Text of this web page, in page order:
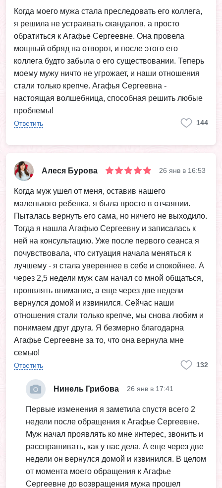
Когда моего мужа стала преследовать его коллега,
я решила не устраивать скандалов, а просто
обратиться к Агафье Сергеевне. Она провела
мощный обряд на отворот, и после этого его
коллега будто забыла о его существовании. Теперь
моему мужу ничто не угрожает, и наши отношения
стали только крепче. Агафья Сергеевна -
настоящая волшебница, способная решить любые
проблемы!
Ответить 144
Алеся Бурова 26 янв в 16:53
Когда муж ушел от меня, оставив нашего
маленького ребенка, я была просто в отчаянии.
Пыталась вернуть его сама, но ничего не выходило.
Тогда я нашла Агафью Сергеевну и записалась к
ней на консультацию. Уже после первого сеанса я
почувствовала, что ситуация начала меняться к
лучшему - я стала увереннее в себе и спокойнее. А
через 2,5 недели муж сам начал со мной общаться,
проявлять внимание, а еще через две недели
вернулся домой и извинился. Сейчас наши
отношения стали только крепче, мы снова любим и
понимаем друг друга. Я безмерно благодарна
Агафье Сергеевне за то, что она вернула мне
семью!
Ответить 132
Нинель Грибова 26 янв в 17:41
Первые изменения я заметила спустя всего 2
недели после обращения к Агафье Сергеевне.
Муж начал проявлять ко мне интерес, звонить и
расспрашивать, как у нас дела. А еще через две
недели он вернулся домой и извинился. В целом
от момента моего обращения к Агафье
Сергеевне до возвращения мужа прошел